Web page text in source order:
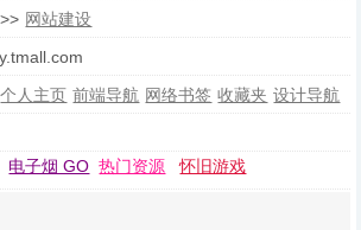
>> 网站建设
个人主页 前端导航 网络书签 收藏夹 设计导航
电子烟 GO 热门资源 怀旧游戏